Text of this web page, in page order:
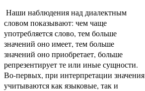
Наши наблюдения над диалектным
словом показывают: чем чаще
употребляется слово, тем больше
значений оно имеет, тем больше
значений оно приобретает, больше
репрезентирует те или иные сущности.
Во-первых, при интерпретации значения
учитываются как языковые, так и